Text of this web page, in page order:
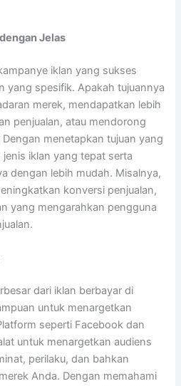
Jelas
iklan yang sukses
yang spesifik. Apakah tujuannya
merek, mendapatkan lebih
penjualan, atau mendorong
menetapkan tujuan yang
iklan yang tepat serta
dengan lebih mudah. Misalnya,
konversi penjualan,
yang mengarahkan pengguna
dari iklan berbayar di
untuk menargetkan
seperti Facebook dan
untuk menargetkan audiens
perilaku, dan bahkan
Anda. Dengan memahami